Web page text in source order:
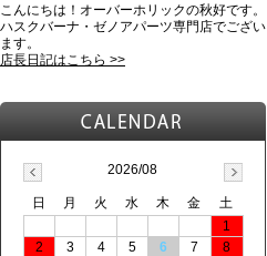
こんにちは！オーバーホリックの秋好です。
ハスクバーナ・ゼノアパーツ専門店でござい
ます。
店長日記はこちら >>
2026/08
日 月 火 水 木 金
土
1
2
3 4 5 6 7
8